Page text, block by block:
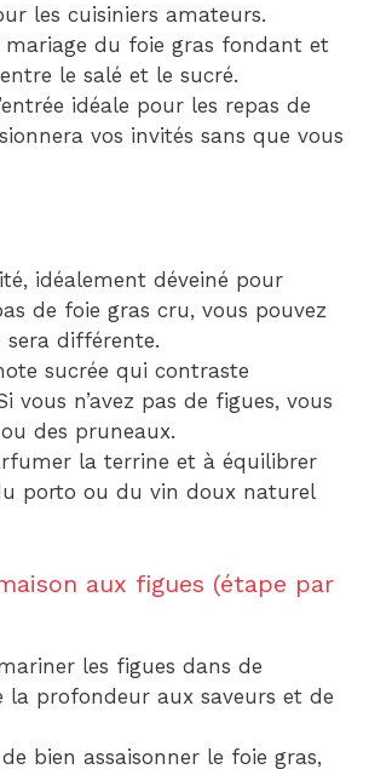
les cuisiniers amateurs.
mariage du foie gras fondant et
le salé et le sucré.
idéale pour les repas de
vos invités sans que vous
idéalement déveiné pour
de foie gras cru, vous pouvez
différente.
sucrée qui contraste
n’avez pas de figues, vous
des pruneaux.
la terrine et à équilibrer
porto ou du vin doux naturel
aux figues (étape par
les figues dans de
la profondeur aux saveurs et de
bien assaisonner le foie gras,